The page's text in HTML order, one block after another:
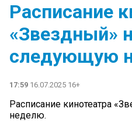
Расписание
«Звездный»
следующую
17:59 16.07.2025 16+
Расписание кинотеатра
неделю.